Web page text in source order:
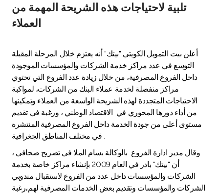
Tools & Services
After Sales Services
Contact us
Branch & ATM locator
Malaysia
تلبية لاحتياجات هذه الشريحة المهمة من
العملاء
أعلن بيت التمويل الكويتي "بيتك" أنه يعتزم خلال المرحلة المقبلة
التوسع في عدد مراكز خدمة الشركات والمؤسسات الموجودة
داخل الفروع المصرفية، من خلال زيادة عدد الفروع التي تحتوي
مراكز منفصلة لخدمة عملاء البنك من الشركات، لمواكبة
الاحتياجات المتجددة لهذه الشريحة الواسعة من العملاء وتمكينها
من أداء دورها المحوري في الاقتصاد الوطني ، ورغبة في تقديم
مستوى أعلى من جودة الخدمة داخل الفروع المصرفية المنتشرة
في مختلف المناطق الجغرافية .
وقال مدير ادارة الفروع بالوكالة بسام الملا في تصريح صحافي ،
أن "بيتك" بادر في العام 2009 بإنشاء مراكز خاصة بخدمة
الشركات والمؤسسات داخل عدد من الفروع لاستقبال مندوبي
الشركات والمؤسسات وتقديم بعض الخدمات المصرفية لهم،رغبة